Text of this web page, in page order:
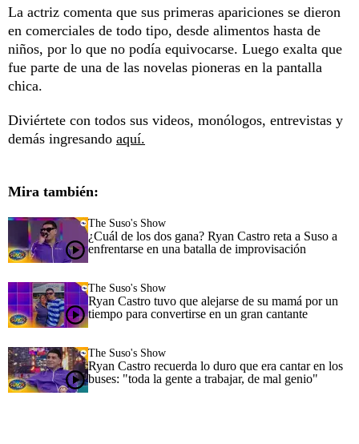
La actriz comenta que sus primeras apariciones se dieron
en comerciales de todo tipo, desde alimentos hasta de
niños, por lo que no podía equivocarse. Luego exalta que
fue parte de una de las novelas pioneras en la pantalla
chica.
Diviértete con todos sus videos, monólogos, entrevistas y
demás ingresando aquí.
Mira también:
The Suso's Show
¿Cuál de los dos gana? Ryan Castro reta a Suso a
enfrentarse en una batalla de improvisación
The Suso's Show
Ryan Castro tuvo que alejarse de su mamá por un
tiempo para convertirse en un gran cantante
The Suso's Show
Ryan Castro recuerda lo duro que era cantar en los
buses: "toda la gente a trabajar, de mal genio"